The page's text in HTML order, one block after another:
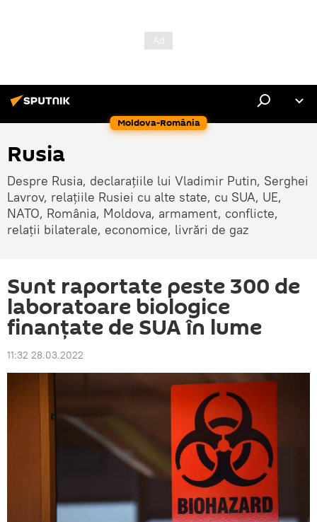
Moldova-România
Rusia
Despre Rusia, declarațiile lui Vladimir Putin, Serghei
Lavrov, relațiile Rusiei cu alte state, cu SUA, UE,
NATO, România, Moldova, armament, conflicte,
relații bilaterale, economice, livrări de gaz
Sunt raportate peste 300 de
laboratoare biologice
finanțate de SUA în lume
11:32 28.03.2022